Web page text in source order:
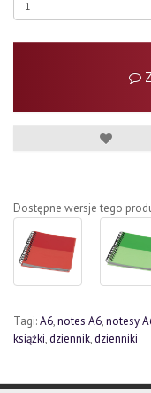
Dostępne wersje tego
Tagi:A6,notes A6,notesy
książki,dziennik,dzienniki